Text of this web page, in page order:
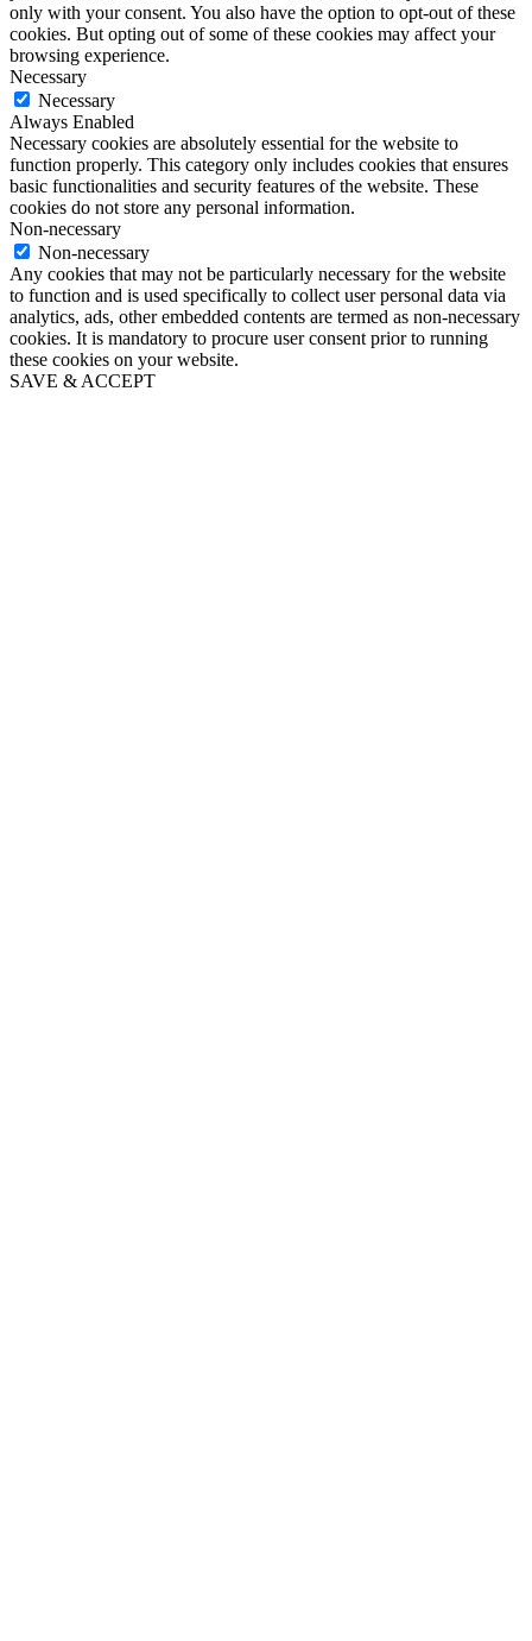
only with your consent. You also have the option to opt-out of these
cookies. But opting out of some of these cookies may affect your
browsing experience.
Necessary
Necessary
Always Enabled
Necessary cookies are absolutely essential for the website to
function properly. This category only includes cookies that ensures
basic functionalities and security features of the website. These
cookies do not store any personal information.
Non-necessary
Non-necessary
Any cookies that may not be particularly necessary for the website
to function and is used specifically to collect user personal data via
analytics, ads, other embedded contents are termed as non-necessary
cookies. It is mandatory to procure user consent prior to running
these cookies on your website.
SAVE & ACCEPT